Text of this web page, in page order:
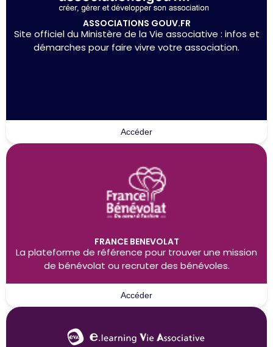
ASSOCIATIONS GOUV.FR
Site officiel du Ministère de la Vie associative : infos et
démarches pour faire vivre votre association.
Accéder
FRANCE BENEVOLAT
La plateforme de référence pour trouver une mission
de bénévolat ou recruter des bénévoles.
Accéder